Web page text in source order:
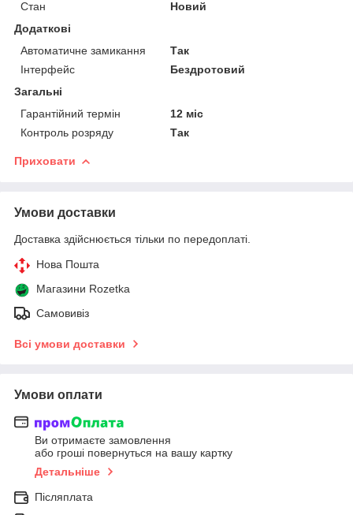
Стан
Новий
Додаткові
Автоматичне замикання
Так
Інтерфейс
Бездротовий
Загальні
Гарантійний термін
12 міс
Контроль розряду
Так
Приховати
Умови доставки
Доставка здійснюється тільки по передоплаті.
Нова Пошта
Магазини Rozetka
Самовивіз
Всі умови доставки
Умови оплати
Ви отримаєте замовлення
або гроші повернуться на вашу картку
Детальніше
Післяплата